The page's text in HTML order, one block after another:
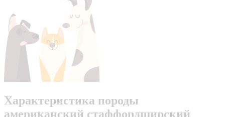
Характеристика породы
американский стаффордширский